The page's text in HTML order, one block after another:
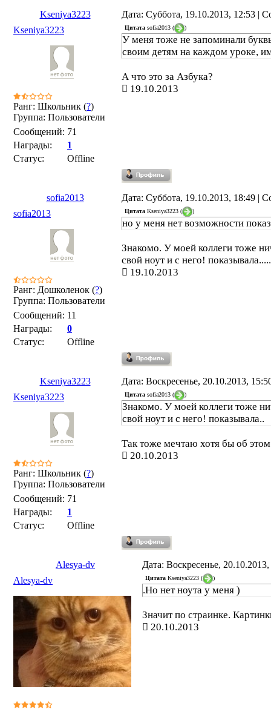
Kseniya3223
Дата: Суббота, 19.10.2013, 12:53 |
Kseniya3223
Ранг: Школьник (?)
Группа: Пользователи
Сообщений: 71
Награды:
1
Статус:
Offline
Цитата sofia2013 ( )
У меня тоже не запоминали
своим детям на каждом уроке,
А что это за Азбука?
19.10.2013
sofia2013
Дата: Суббота, 19.10.2013, 18:49 |
sofia2013
Ранг: Дошколенок (?)
Группа: Пользователи
Сообщений: 11
Награды:
0
Статус:
Offline
Цитата Kseniya3223 ( )
но у меня нет возможности
Знакомо. У моей коллеги тоже
свой ноут и с него! показывала.....
19.10.2013
Kseniya3223
Дата: Воскресенье, 20.10.2013,
Kseniya3223
Ранг: Школьник (?)
Группа: Пользователи
Сообщений: 71
Награды:
1
Статус:
Offline
Цитата sofia2013 ( )
Знакомо. У моей коллеги тоже
свой ноут и с него! показывала..
Так тоже мечтаю хотя бы об
20.10.2013
Alesya-dv
Дата: Воскресенье,
Alesya-dv
Цитата Kseniya3223 ( )
.Но нет ноута у меня )
Значит по страинке.
20.10.2013